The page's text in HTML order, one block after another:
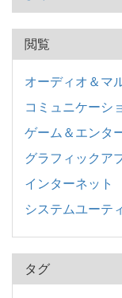
閲覧
オーディオ＆マ
コミュニケーシ
ゲーム＆エンタ
グラフィックア
インターネット
システムユーテ
タグ